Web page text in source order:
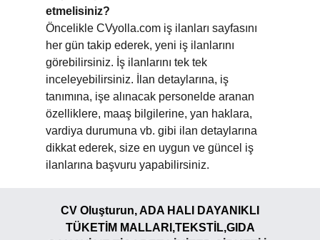
etmelisiniz?
Öncelikle CVyolla.com iş ilanları sayfasını
her gün takip ederek, yeni iş ilanlarını
görebilirsiniz. İş ilanlarını tek tek
inceleyebilirsiniz. İlan detaylarına, iş
tanımına, işe alınacak personelde aranan
özelliklere, maaş bilgilerine, yan haklara,
vardiya durumuna vb. gibi ilan detaylarına
dikkat ederek, size en uygun ve güncel iş
ilanlarına başvuru yapabilirsiniz.
CV Oluşturun, ADA HALI DAYANIKLI
TÜKETİM MALLARI,TEKSTİL,GIDA